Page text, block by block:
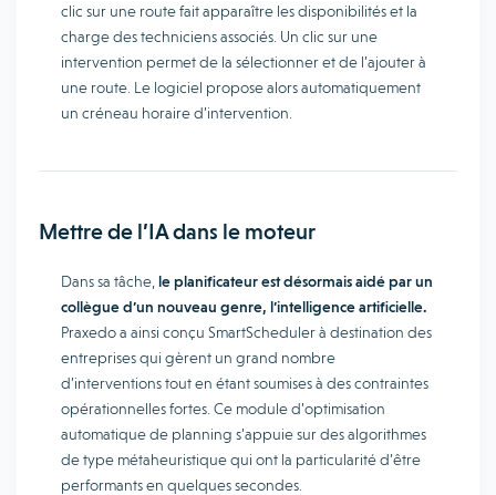
clic sur une route fait apparaître les disponibilités et la
charge des techniciens associés. Un clic sur une
intervention permet de la sélectionner et de l’ajouter à
une route. Le logiciel propose alors automatiquement
un créneau horaire d’intervention.
Mettre de l’IA dans le moteur
Dans sa tâche, le planificateur est désormais aidé par un
collègue d’un nouveau genre, l’intelligence artificielle.
Praxedo a ainsi conçu SmartScheduler à destination des
entreprises qui gèrent un grand nombre
d’interventions tout en étant soumises à des contraintes
opérationnelles fortes. Ce module d’optimisation
automatique de planning s’appuie sur des algorithmes
de type métaheuristique qui ont la particularité d’être
performants en quelques secondes.